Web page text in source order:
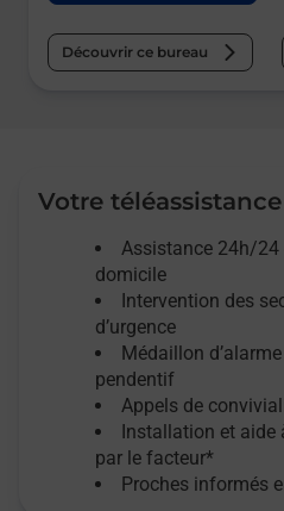
Découvrir ce bureau
Votre
Assistance 24h/
domicile
Intervention des
d’urgence
Médaillon d’alarme
pendentif
Appels de
Installation et aide
par le facteur*
Proches informés